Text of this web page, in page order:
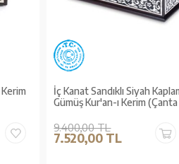
İç Kanat Sandıklı Siyah
Gümüş Kur'an-ı Kerim
9.400,00 TL
7.520,00 TL